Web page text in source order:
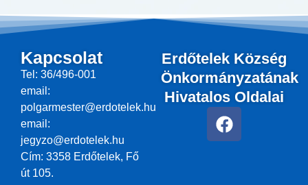
Kapcsolat
Tel: 36/496-001
email:
polgarmester@erdotelek.hu
email:
jegyzo@erdotelek.hu
Cím: 3358 Erdőtelek, Fő
út 105.
Erdőtelek Község
Önkormányzatának
Hivatalos Oldalai
F
a